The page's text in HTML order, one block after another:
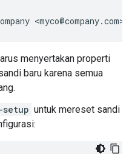
<myco@company.com>"
menyertakan properti
baru karena semua
untuk mereset sandi